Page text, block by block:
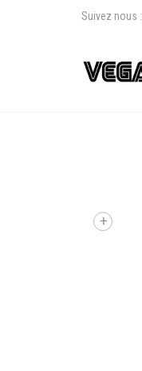
Suivez nous :
+